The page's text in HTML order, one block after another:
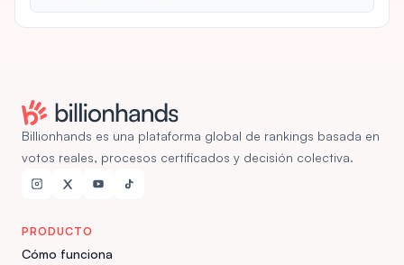
Billionhands es una plataforma global de rankings basada en
votos reales, procesos certificados y decisión colectiva.
PRODUCTO
Cómo funciona